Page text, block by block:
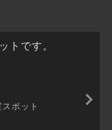
トです。
ポット